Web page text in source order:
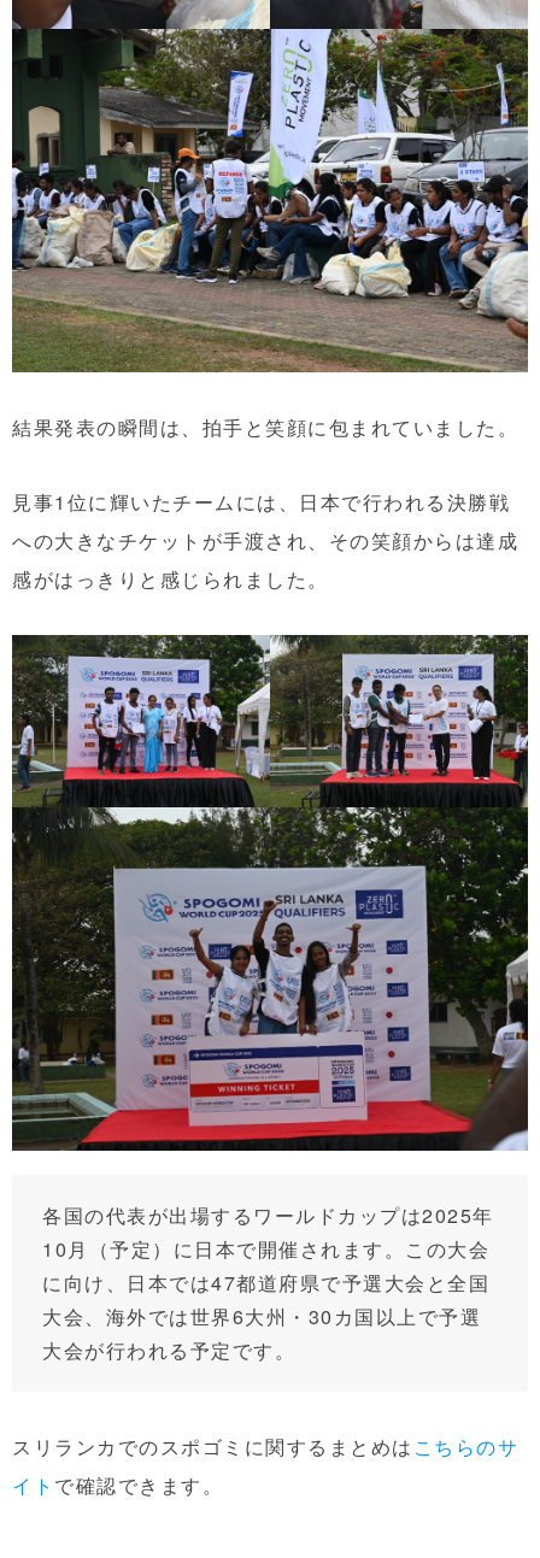
結果発表の瞬間は、拍手と笑顔に包まれていました。
見事1位に輝いたチームには、日本で行われる決勝戦
への大きなチケットが手渡され、その笑顔からは達成
感がはっきりと感じられました。
各国の代表が出場するワールドカップは2025年
10月（予定）に日本で開催されます。この大会
に向け、日本では47都道府県で予選大会と全国
大会、海外では世界6大州・30カ国以上で予選
大会が行われる予定です。
スリランカでのスポゴミに関するまとめは こちらのサ
イト で確認できます。